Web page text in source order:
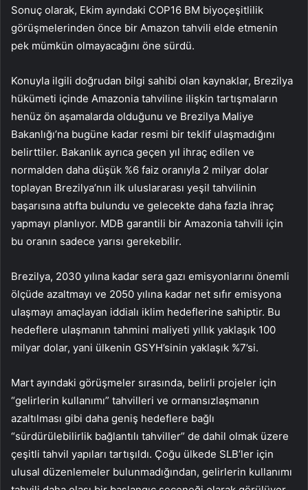
Sonuç olarak, Ekim ayındaki COP16 BM biyoçeşitlilik
görüşmelerinden önce bir Amazon tahvili elde etmenin
pek mümkün olmayacağını öne sürdü.
Konuyla ilgili doğrudan bilgi sahibi olan kaynaklar, Brezilya
hükümeti içinde Amazonia tahviline ilişkin tartışmaların
henüz ön aşamalarda olduğunu ve Brezilya Maliye
Bakanlığı’na bugüne kadar resmi bir teklif ulaşmadığını
belirttiler. Bakanlık ayrıca geçen yıl ihraç edilen ve
normalden daha düşük %6 faiz oranıyla 2 milyar dolar
toplayan Brezilya’nın ilk uluslararası yeşil tahvilinin
başarısına atıfta bulundu ve gelecekte daha fazla ihraç
yapmayı planlıyor. MDB garantili bir Amazonia tahvili için
bu oranın sadece yarısı gerekebilir.
Brezilya, 2030 yılına kadar sera gazı emisyonlarını önemli
ölçüde azaltmayı ve 2050 yılına kadar net sıfır emisyona
ulaşmayı amaçlayan iddialı iklim hedeflerine sahiptir. Bu
hedeflere ulaşmanın tahmini maliyeti yıllık yaklaşık 100
milyar dolar, yani ülkenin GSYH’sinin yaklaşık %7’si.
Mart ayındaki görüşmeler sırasında, belirli projeler için
“gelirlerin kullanımı” tahvilleri ve ormansızlaşmanın
azaltılması gibi daha geniş hedeflere bağlı
“sürdürülebilirlik bağlantılı tahviller” de dahil olmak üzere
çeşitli tahvil yapıları tartışıldı. Çoğu ülkede SLB’ler için
ulusal düzenlemeler bulunmadığından, gelirlerin kullanımı